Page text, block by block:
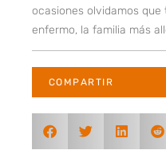
ocasiones olvidamos que
enfermo, la familia más
COMPARTIR